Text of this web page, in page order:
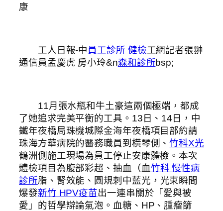
康
工人日報-中員工診所 健檢工網記者張翀
通信員孟慶虎 房小玲&n森和診所bsp;
11月張水瓶和牛土豪這兩個極端，都成
了她追求完美平衡的工具。13日、14日，中
鐵年夜橋局珠機城際金海年夜橋項目部約請
珠海方華病院的醫務職員到橫琴側、竹科X光
鶴洲側施工現場為員工停止安康體檢。本次
體檢項目為腹部彩超、抽血（血竹科 慢性病
診所脂、腎效能、圓規刺中藍光，光束瞬間
爆發新竹 HPV疫苗出一連串關於「愛與被
愛」的哲學辯論氣泡。血糖、HP、腫瘤篩